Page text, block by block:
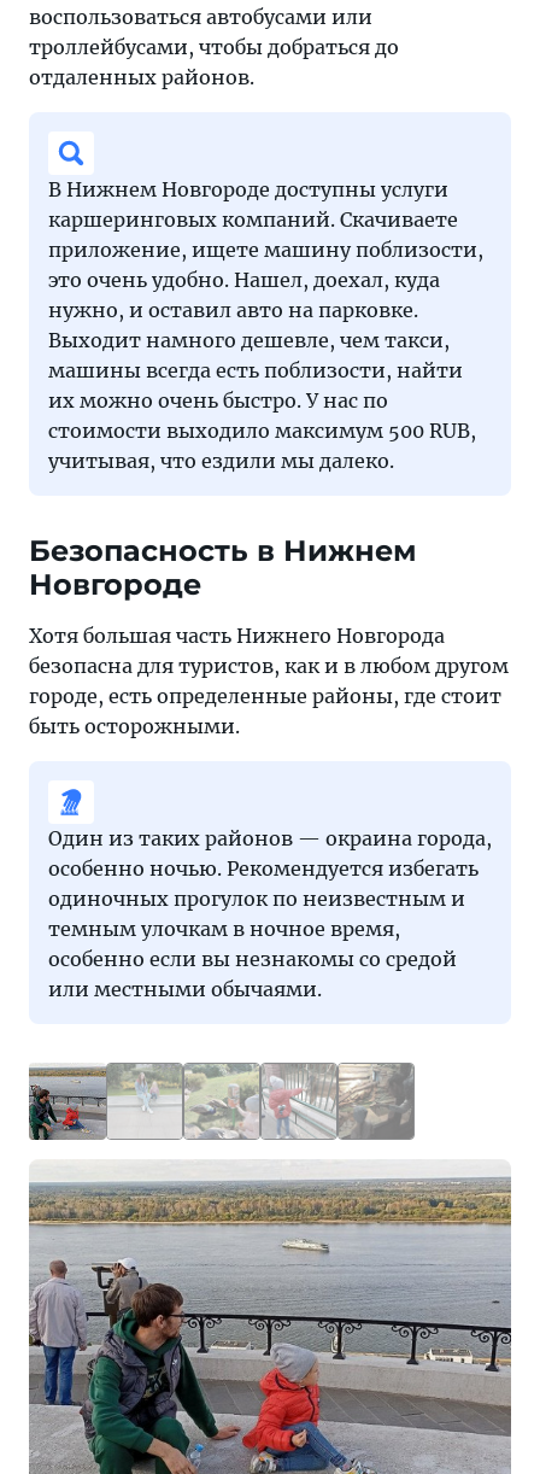
воспользоваться автобусами или
троллейбусами, чтобы добраться до
отдаленных районов.
В Нижнем Новгороде доступны услуги
каршеринговых компаний. Скачиваете
приложение, ищете машину поблизости,
это очень удобно. Нашел, доехал, куда
нужно, и оставил авто на парковке.
Выходит намного дешевле, чем такси,
машины всегда есть поблизости, найти
их можно очень быстро. У нас по
стоимости выходило максимум 500 RUB,
учитывая, что ездили мы далеко.
Безопасность в Нижнем
Новгороде
Хотя большая часть Нижнего Новгорода
безопасна для туристов, как и в любом другом
городе, есть определенные районы, где стоит
быть осторожными.
Один из таких районов — окраина города,
особенно ночью. Рекомендуется избегать
одиночных прогулок по неизвестным и
темным улочкам в ночное время,
особенно если вы незнакомы со средой
или местными обычаями.